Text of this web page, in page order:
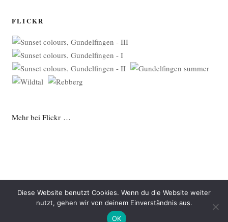
FLICKR
Mehr bei Flickr …
Datenschutzerklärung Mit Stolz präsentiert von WordPress
Diese Website benutzt Cookies. Wenn du die Website weiter
nutzt, gehen wir von deinem Einverständnis aus.
OK